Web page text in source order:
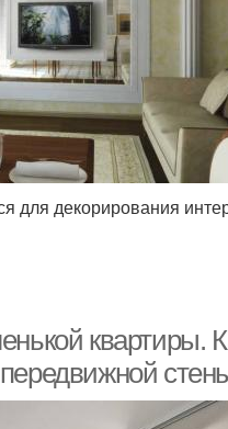
декорирования
квартиры.